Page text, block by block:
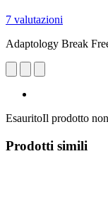
7 valutazioni
Adaptology Break
EsauritoIl prodotto
Prodotti simili